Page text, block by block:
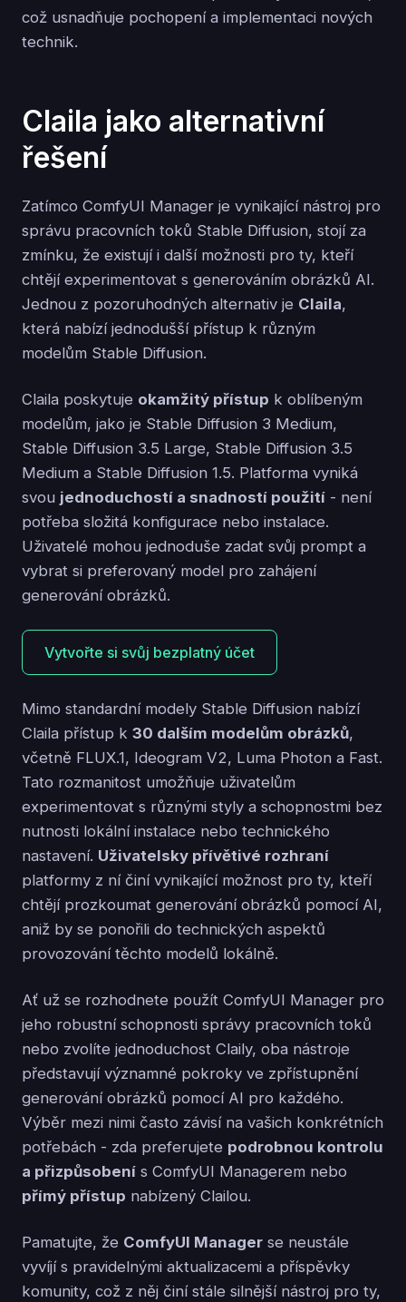
což usnadňuje pochopení a implementaci nových
technik.
Claila jako alternativní
řešení
Zatímco ComfyUI Manager je vynikající nástroj pro
správu pracovních toků Stable Diffusion, stojí za
zmínku, že existují i další možnosti pro ty, kteří
chtějí experimentovat s generováním obrázků AI.
Jednou z pozoruhodných alternativ je Claila,
která nabízí jednodušší přístup k různým
modelům Stable Diffusion.
Claila poskytuje okamžitý přístup k oblíbeným
modelům, jako je Stable Diffusion 3 Medium,
Stable Diffusion 3.5 Large, Stable Diffusion 3.5
Medium a Stable Diffusion 1.5. Platforma vyniká
svou jednoduchostí a snadností použití - není
potřeba složitá konfigurace nebo instalace.
Uživatelé mohou jednoduše zadat svůj prompt a
vybrat si preferovaný model pro zahájení
generování obrázků.
Vytvořte si svůj bezplatný účet
Mimo standardní modely Stable Diffusion nabízí
Claila přístup k 30 dalším modelům obrázků,
včetně FLUX.1, Ideogram V2, Luma Photon a Fast.
Tato rozmanitost umožňuje uživatelům
experimentovat s různými styly a schopnostmi bez
nutnosti lokální instalace nebo technického
nastavení. Uživatelsky přívětivé rozhraní
platformy z ní činí vynikající možnost pro ty, kteří
chtějí prozkoumat generování obrázků pomocí AI,
aniž by se ponořili do technických aspektů
provozování těchto modelů lokálně.
Ať už se rozhodnete použít ComfyUI Manager pro
jeho robustní schopnosti správy pracovních toků
nebo zvolíte jednoduchost Claily, oba nástroje
představují významné pokroky ve zpřístupnění
generování obrázků pomocí AI pro každého.
Výběr mezi nimi často závisí na vašich konkrétních
potřebách - zda preferujete podrobnou kontrolu
a přizpůsobení s ComfyUI Managerem nebo
přímý přístup nabízený Clailou.
Pamatujte, že ComfyUI Manager se neustále
vyvíjí s pravidelnými aktualizacemi a příspěvky
komunity, což z něj činí stále silnější nástroj pro ty,